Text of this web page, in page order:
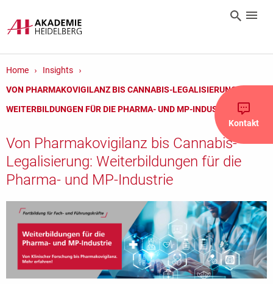
Kontakt
Home
Insights
VON PHARMAKOVIGILANZ BIS CANNABIS-LEGALISIERUNG:
WEITERBILDUNGEN FÜR DIE PHARMA- UND MP-INDUSTRIE
Von Pharmakovigilanz bis Cannabis-
Legalisierung: Weiterbildungen für die
Pharma- und MP-Industrie